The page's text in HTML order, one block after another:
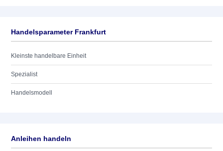
Handelsparameter Frankfurt
Kleinste handelbare Einheit
Spezialist
Handelsmodell
Anleihen handeln